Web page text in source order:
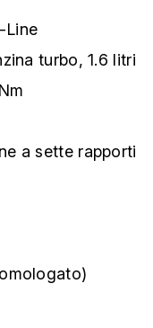
Line
turbo, 1.6 litri
a sette rapporti